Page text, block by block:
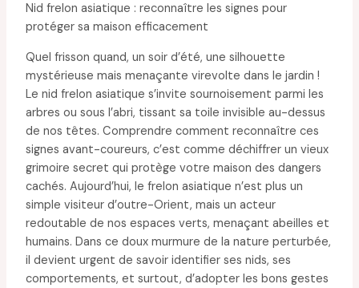
Nid frelon asiatique : reconnaître les signes pour
protéger sa maison efficacement
Quel frisson quand, un soir d’été, une silhouette
mystérieuse mais menaçante virevolte dans le jardin !
Le nid frelon asiatique s’invite sournoisement parmi les
arbres ou sous l’abri, tissant sa toile invisible au-dessus
de nos têtes. Comprendre comment reconnaître ces
signes avant-coureurs, c’est comme déchiffrer un vieux
grimoire secret qui protège votre maison des dangers
cachés. Aujourd’hui, le frelon asiatique n’est plus un
simple visiteur d’outre-Orient, mais un acteur
redoutable de nos espaces verts, menaçant abeilles et
humains. Dans ce doux murmure de la nature perturbée,
il devient urgent de savoir identifier ses nids, ses
comportements, et surtout, d’adopter les bons gestes